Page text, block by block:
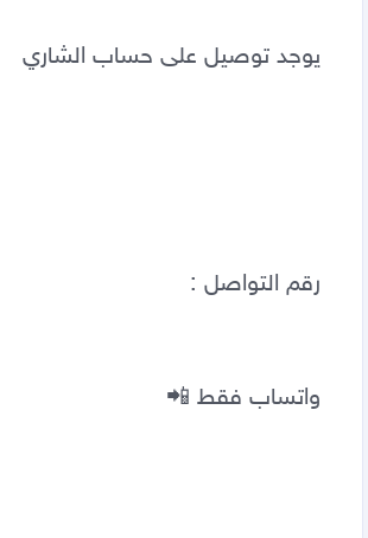
يوجد توصيل على حساب الشاري
رقم التواصل :
واتساب فقط 📲